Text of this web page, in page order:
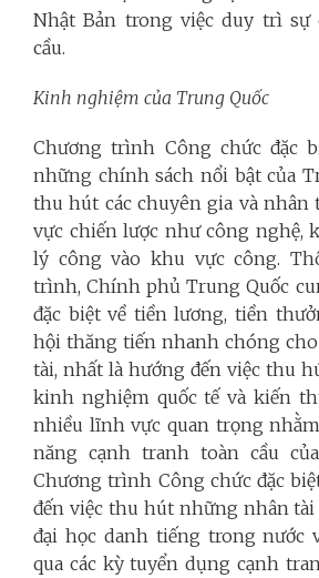
Nhật Bản trong việc duy trì sự
cầu.
Kinh nghiệm của Trung Quốc
Chương trình Công chức đặc
những chính sách nổi bật của
thu hút các chuyên gia và nhân
vực chiến lược như công nghệ,
lý công vào khu vực công.
trình, Chính phủ Trung Quốc
đặc biệt về tiền lương, tiền
hội thăng tiến nhanh chóng
tài, nhất là hướng đến việc thu
kinh nghiệm quốc tế và kiến
nhiều lĩnh vực quan trọng
năng cạnh tranh toàn cầu
Chương trình Công chức đặc
đến việc thu hút những nhân
đại học danh tiếng trong nước
qua các kỳ tuyển dụng cạnh